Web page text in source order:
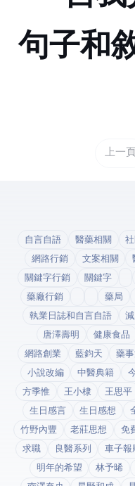
句子和
上一頁
自言自語 醫藥相關
網路行銷
文案相關
關鍵字行銷
關鍵字
藥廠行銷
藥局
執業日誌和自言自語
唐澤壽明
健康食品
網路創業
藍鈞天 藥
小說改編
中醫典籍
方季惟
王小棣 王思平
生日感言
生日感想
竹野內豐
老莊思想 免
求職
良醫系列 車子報
明年的希望
林予晞